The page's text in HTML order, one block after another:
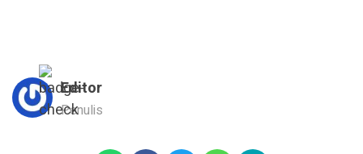
Editor
Penulis